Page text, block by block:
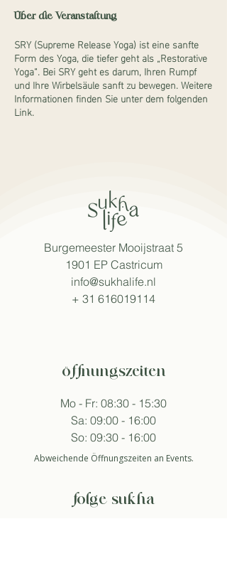
Über die Veranstaltung
SRY (Supreme Release Yoga) ist eine sanfte
Form des Yoga, die tiefer geht als „Restorative
Yoga“. Bei SRY geht es darum, Ihren Rumpf
und Ihre Wirbelsäule sanft zu bewegen. Weitere
Informationen finden Sie unter dem folgenden
Link.
Burgemeester Mooijstraat 5
1901 EP Castricum
info@sukhalife.nl
+ 31 616019114
öffnungszeiten
Mo - Fr: 08:30 - 15:30
Sa: 09:00 - 16:00
So: 09:30 - 16:00
Abweichende Öffnungszeiten an Events.
folge sukha